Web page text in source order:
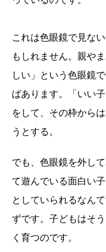
これは色眼鏡で見な
もしれません。親や
しい」という色眼鏡
ばあります。「いい
をして、その枠から
うとする。
でも、色眼鏡を外し
て遊んでいる面白い
としていられるなん
ずです。子どもはそ
く育つのです。